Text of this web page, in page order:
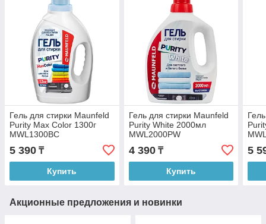
Гель для стирки Maunfeld
Purity Max Color 1300г
MWL1300BC
5 390 ₸
Купить
Гель для стирки Maunfeld
Purity White 2000мл
MWL2000PW
4 390₸
Купить
5
Акционные предложения и новинки